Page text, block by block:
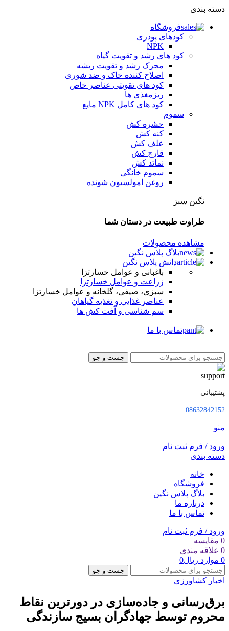
دسته بندی
فروشگاه
کودهای پودری
NPK
کود های رشد و تقویت گیاه
محرک رشد و تقویت ریشه
اصلاح کننده خاک و ضد شوری
کود های تقویتی عناصر خاص
ریزمغذی ها
کود های کامل NPK مایع
سموم
حشره کش
کنه کش
علف کش
قارچ کش
نماتد کش
سموم خانگی
روغن امولسیون شونده
نگین سبز
طراوت طبیعت در دستان شما
مشاهده محصولات
بلاگ پلاس نگین
دانش پلاس نگین
باغبانی و عوامل خسارتزا
زراعت و عوامل خسارتزا
سبزی، صیفی، گلخانه و عوامل خسارتزا
عناصر غذایی و تغذیه گیاهان
سم شناسی و آفت کش ها
تماس با ما
جست و جو
پشتیبانی
08632842152
منو
ورود / فرم ثبت نام
دسته بندی
خانه
فروشگاه
بلاگ پلاس نگین
درباره ما
تماس با ما
ورود / فرم ثبت نام
0 مقایسه
0 علاقه مندی
0 موارد ریال0
جست و جو
اخبار کشاورزی
برق‌رسانی و جاده‌‌سازی در‌ دورترین نقاط
محروم توسط جهادگران بسیج سازندگی